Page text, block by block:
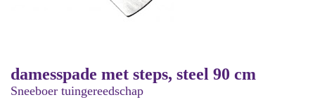
damesspade met steps, steel 90 cm
Sneeboer tuingereedschap